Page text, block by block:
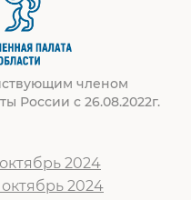
членом
России с 26.08.2022г.
2024
2024